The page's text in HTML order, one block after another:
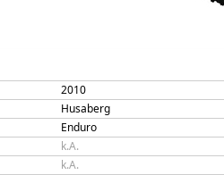
2010
Husaberg
Enduro
k.A.
k.A.